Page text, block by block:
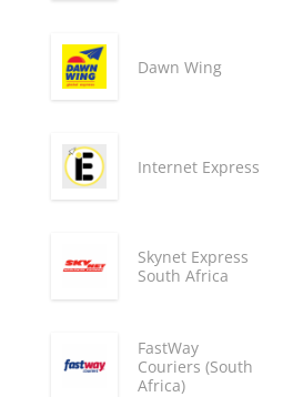
Dawn Wing
Internet Express
Skynet Express
South Africa
FastWay
Couriers (South
Africa)